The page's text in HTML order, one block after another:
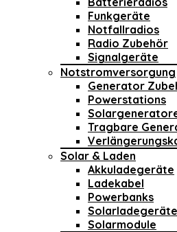
Funkgeräte
Notfallradios
Radio Zubehör
Signalgeräte
Notstromversorgung
Generator
Powerstations
Tragbare
Solar & Laden
Akkuladegeräte
Ladekabel
Powerbanks
Solarladegeräte
Solarmodule